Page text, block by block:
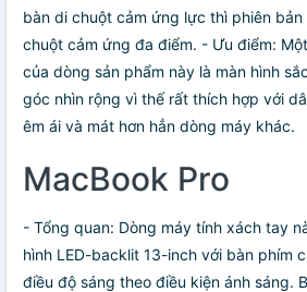
bàn di chuột cảm ứng lực thì phiên bản
chuột cảm ứng đa điểm. - Ưu điểm:
của dòng sản phẩm này là màn hình
góc nhìn rộng vì thế rất thích hợp với
êm ái và mát hơn hẳn dòng máy khác.
MacBook Pro
- Tổng quan: Dòng máy tính xách tay
hình LED-backlit 13-inch với bàn phím
điều độ sáng theo điều kiện ánh sáng.